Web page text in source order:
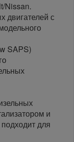
Nissan.
двигателей с
SAPS)
и
для